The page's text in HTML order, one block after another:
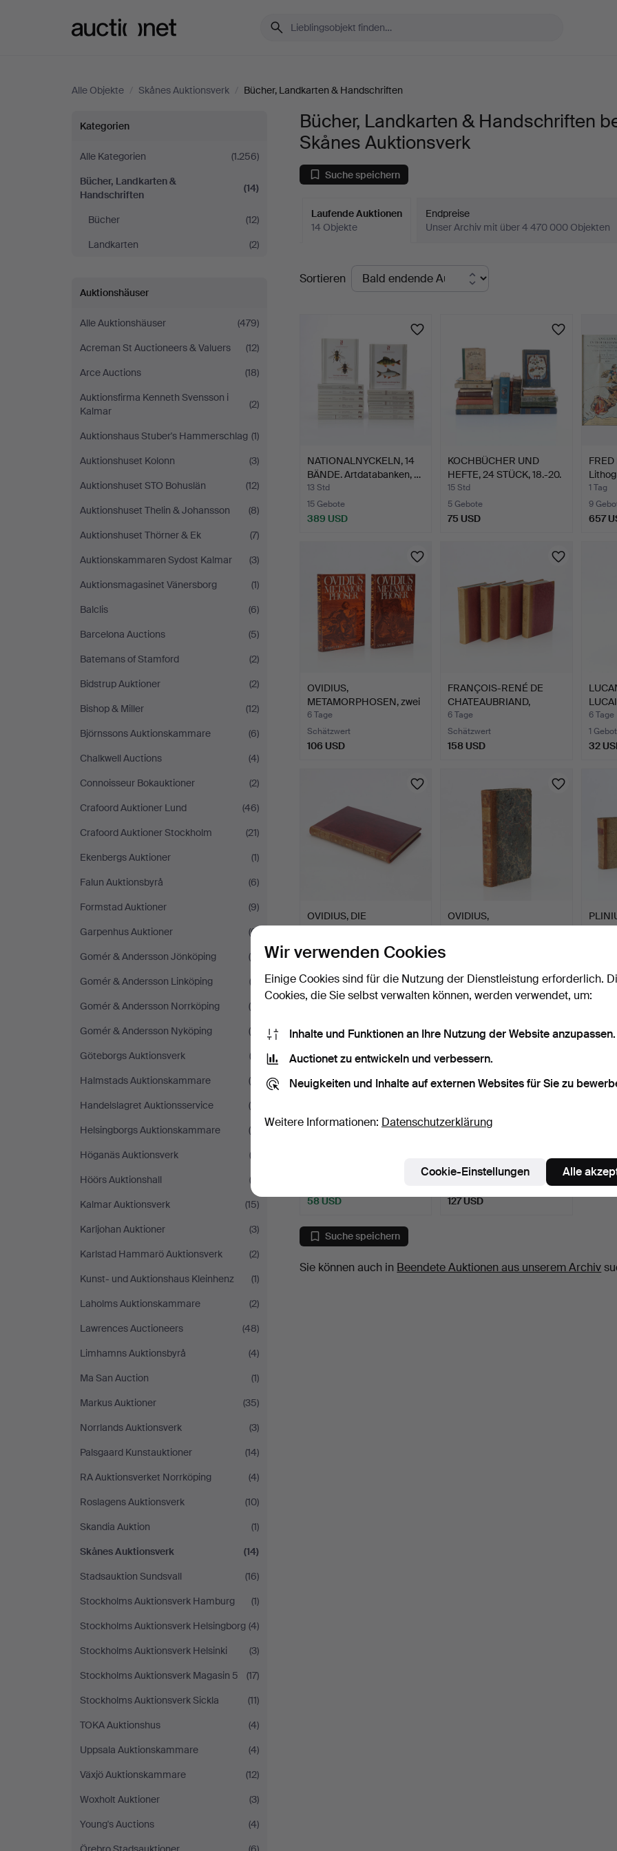
Alle Objekte / Skånes Auktionsverk / Bücher, Landkarten & Handschriften
Bücher,
Landkarten
&
Handschriften
Skånes
Auktionsverk
Kategorien
Alle Kategorien
(1.256)
Bücher, Landkarten &
Handschriften
(14)
Bücher
(12)
Landkarten
(2)
Auktionshäuser
Alle Auktionshäuser
(479)
Acreman St Auctioneers & Valuers
(12)
Arce Auctions
(18)
Auktionsfirma Kenneth Svensson i
Kalmar
(2)
Auktionshaus Stuber's Hammerschlag (1)
Auktionshuset Kolonn
(3)
Auktionshuset STO Bohuslän
(12)
Auktionshuset Thelin & Johansson
(8)
Auktionshuset Thörner & Ek
(7)
Auktionskammaren Sydost Kalmar
(3)
Auktionsmagasinet Vänersborg
(1)
Balclis
(6)
Barcelona Auctions
(5)
Batemans of Stamford
(2)
Bidstrup Auktioner
(2)
Bishop & Miller
(12)
Björnssons Auktionskammare
(6)
Chalkwell Auctions
(4)
Connoisseur Bokauktioner
(2)
Crafoord Auktioner Lund
(46)
Crafoord Auktioner Stockholm
(21)
Ekenbergs Auktioner
(1)
Falun Auktionsbyrå
(6)
Formstad Auktioner
(9)
Garpenhus Auktioner
(6)
Gomér & Andersson Jönköping
(5)
Gomér & Andersson Linköping
(3)
Gomér & Andersson Norrköping
(4)
Gomér & Andersson Nyköping
(5)
Göteborgs Auktionsverk
(2)
Halmstads Auktionskammare
(6)
Handelslagret Auktionsservice
(5)
Helsingborgs Auktionskammare
(6)
Höganäs Auktionsverk
(3)
Höörs Auktionshall
(3)
Kalmar Auktionsverk
(15)
Karljohan Auktioner
(3)
Karlstad Hammarö Auktionsverk
(2)
Kunst- und Auktionshaus Kleinhenz
(1)
Laholms Auktionskammare
(2)
Lawrences Auctioneers
(48)
Limhamns Auktionsbyrå
(4)
Ma San Auction
(1)
Markus Auktioner
(35)
Norrlands Auktionsverk
(3)
Palsgaard Kunstauktioner
(14)
RA Auktionsverket Norrköping
(4)
Roslagens Auktionsverk
(10)
Skandia Auktion
(1)
Skånes Auktionsverk
(14)
Stadsauktion Sundsvall
(16)
Stockholms Auktionsverk Hamburg
(1)
Stockholms Auktionsverk Helsingborg (4)
Stockholms Auktionsverk Helsinki
(3)
Stockholms Auktionsverk Magasin 5
(17)
Stockholms Auktionsverk Sickla
(11)
TOKA Auktionshus
(4)
Uppsala Auktionskammare
(4)
Växjö Auktionskammare
(12)
Woxholt Auktioner
(3)
Young's Auctions
(4)
Bücher, Landkarten & Handschriften
Skånes Auktionsverk
Suche speichern
Laufende Auktionen
14 Objekte
Endpreise
Unser Archiv mit über 4 470 000 Objekten
Laufende
Auktionen
Sortieren
NATIONALNYCKELN, 14
BÄNDE. Artdatabanken, …
13 Std
15 Gebote
389 USD
KOCHBÜCHER UND
HEFTE, 24 STÜCK, 18.-20.
Ja…
15 Std
5 Gebote
75 USD
FRED
1 Tag
9
657
OVIDIUS,
METAMORPHOSEN, zwei
Bände, Allhem…
6 Tage
Schätzwert
106 USD
FRANÇOIS-RENÉ DE
CHATEAUBRIAND,
OEUVRES CO…
6 Tage
Schätzwert
158 USD
6 Tage
1 Gebot
32
OVIDIUS, DIE
LIEBESKUNST. 1925.
Schätzwert
85 USD
OVIDIUS,
METAMORPHOSEN, 1820.
106 USD 74 USD
58 USD
FILS, CAS DE RUPTURE.
1892…
6 Tage
127 USD
Suche speichern
Sie können auch in Beendete Auktionen aus unserem Archiv
Wir verwenden Cookies
Einige Cookies sind für die Nutzung der Dienstleistung erforderlich.
Cookies, die Sie selbst verwalten können, werden verwendet, um:
Inhalte und Funktionen an Ihre Nutzung der Website anzupassen.
Auctionet zu entwickeln und verbessern.
Neuigkeiten und Inhalte auf externen Websites für Sie zu
Weitere Informationen: Datenschutzerklärung
Cookie-Einstellungen Alle